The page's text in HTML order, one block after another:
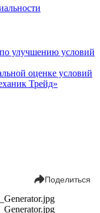
улучшению условий
оценке условий
Трейд»
Поделиться